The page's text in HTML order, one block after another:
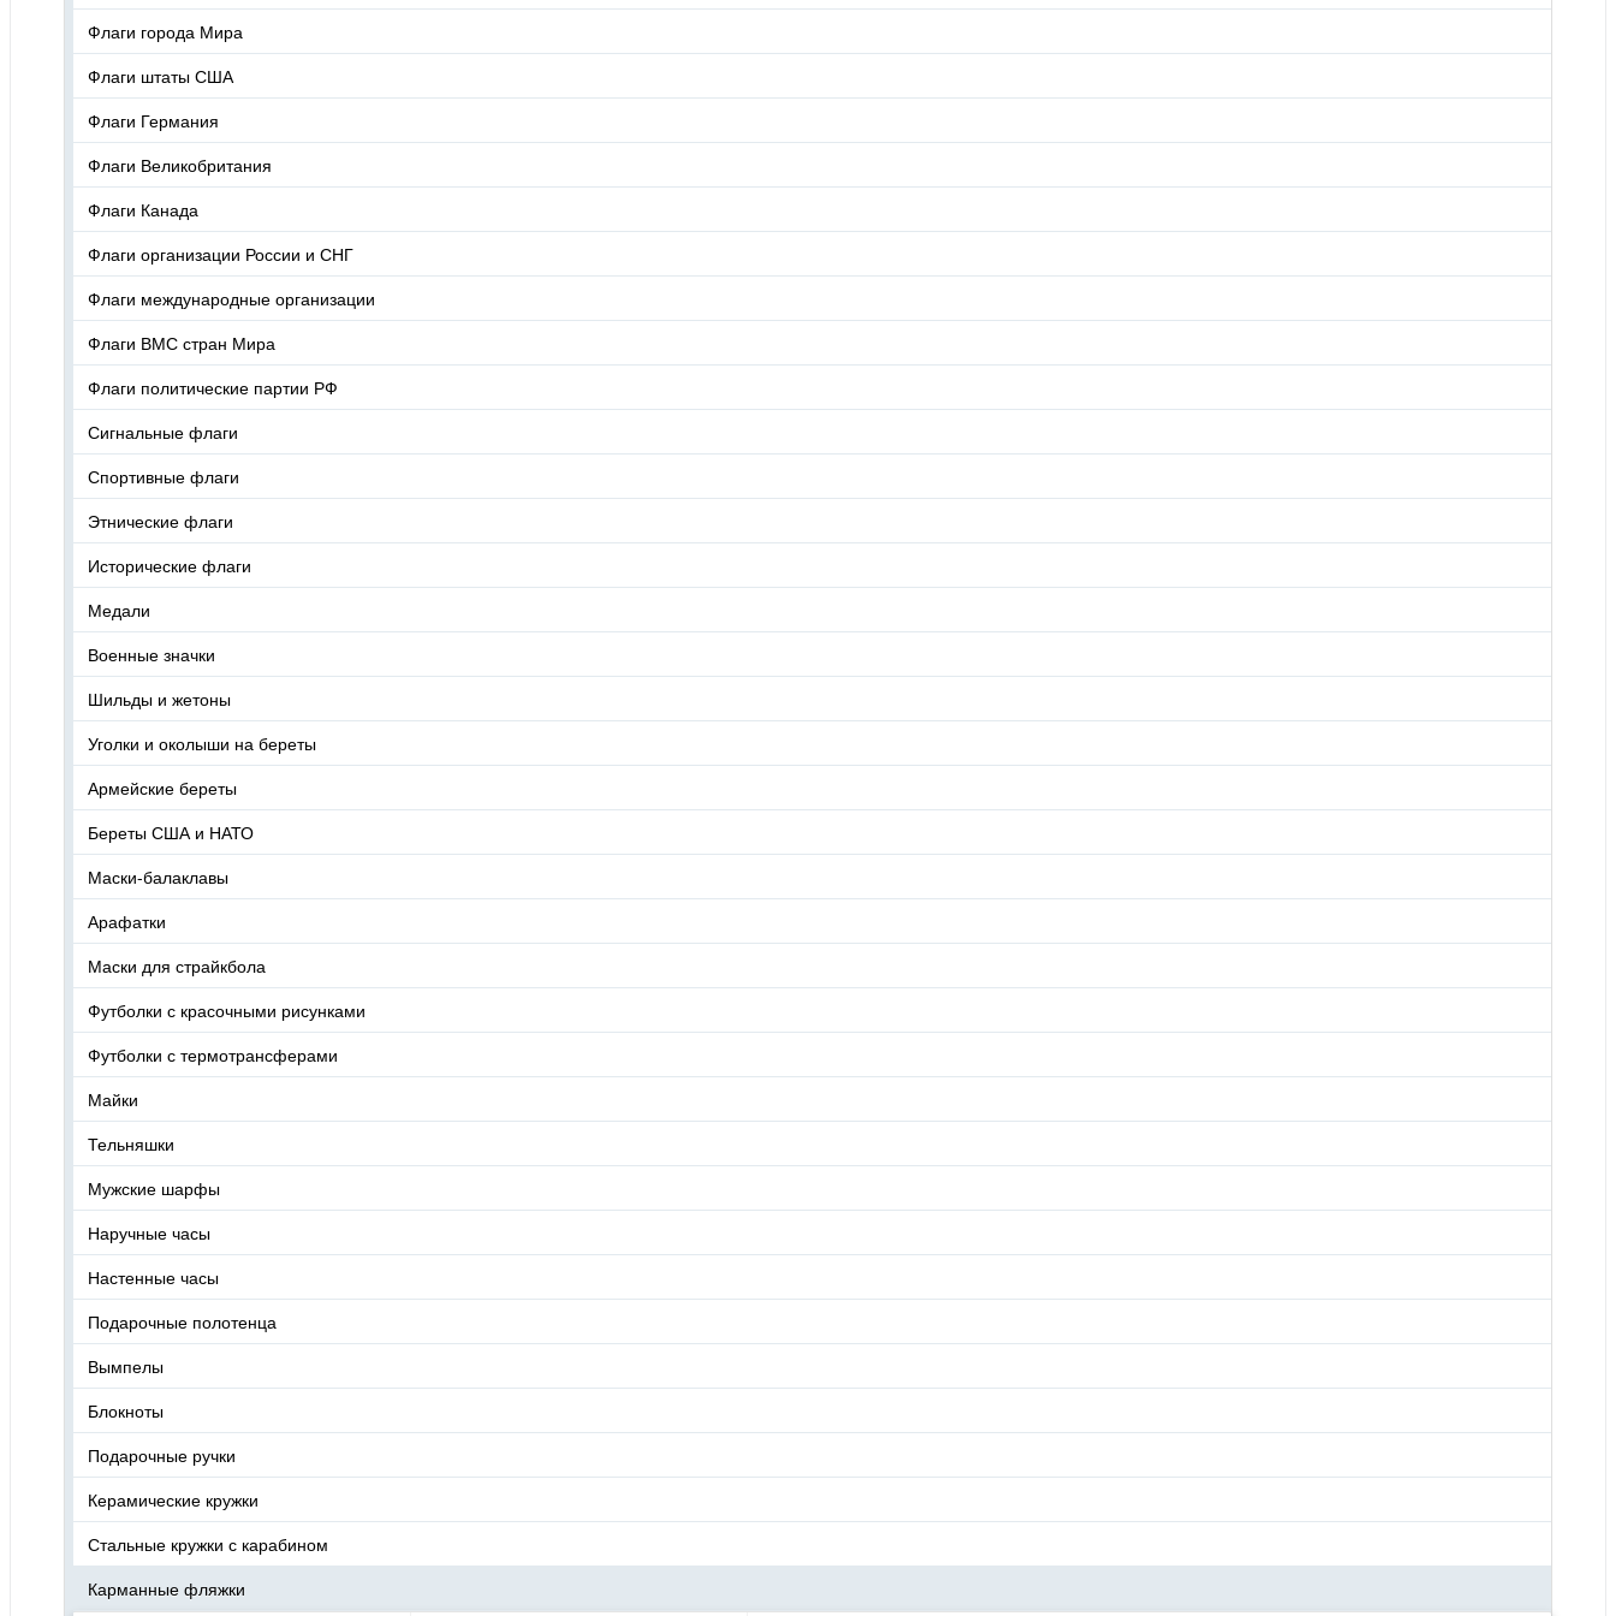
Флаги города Мира
Флаги штаты США
Флаги Германия
Флаги Великобритания
Флаги Канада
Флаги организации России и СНГ
Флаги международные организации
Флаги ВМС стран Мира
Флаги политические партии РФ
Сигнальные флаги
Спортивные флаги
Этнические флаги
Исторические флаги
Медали
Военные значки
Шильды и жетоны
Уголки и околыши на береты
Армейские береты
Береты США и НАТО
Маски-балаклавы
Арафатки
Маски для страйкбола
Футболки с красочными рисунками
Футболки с термотрансферами
Майки
Тельняшки
Мужские шарфы
Наручные часы
Настенные часы
Подарочные полотенца
Вымпелы
Блокноты
Подарочные ручки
Керамические кружки
Стальные кружки с карабином
Карманные фляжки